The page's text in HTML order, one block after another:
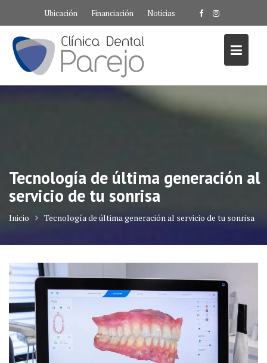
contenido
Ubicación Financiación Noticias
Tecnología de última generación al
servicio de tu sonrisa
Inicio Tecnología de última generación al servicio de tu sonrisa